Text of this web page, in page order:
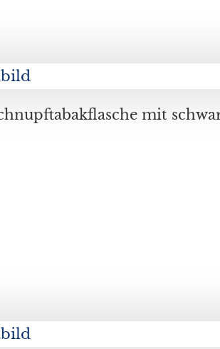
mit schwarzem